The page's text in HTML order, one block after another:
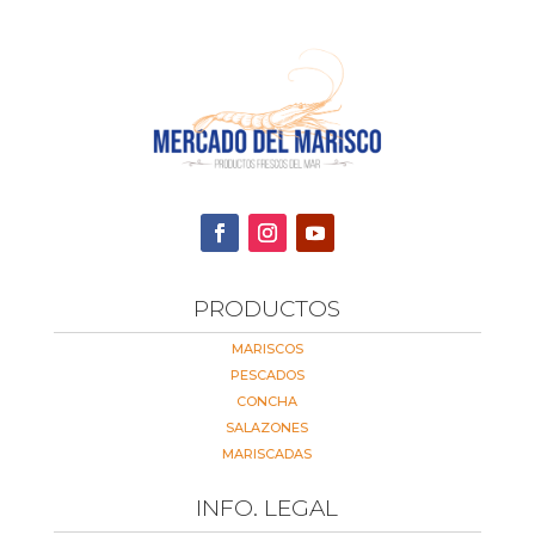
PRODUCTOS
MARISCOS
PESCADOS
CONCHA
SALAZONES
MARISCADAS
INFO. LEGAL